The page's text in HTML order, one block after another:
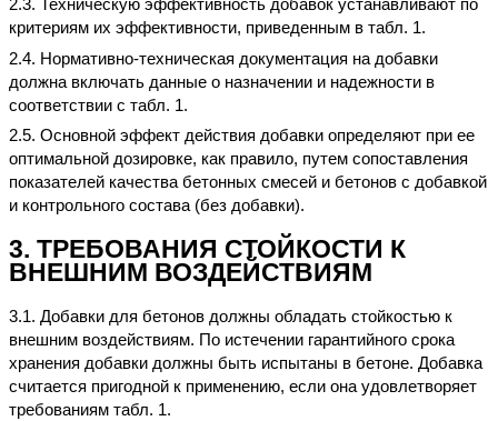
2.3. Техническую эффективность добавок устанавливают по
критериям их эффективности, приведенным в табл. 1.
2.4. Нормативно-техническая документация на добавки
должна включать данные о назначении и надежности в
соответствии с табл. 1.
2.5. Основной эффект действия добавки определяют при ее
оптимальной дозировке, как правило, путем сопоставления
показателей качества бетонных смесей и бетонов с добавкой
и контрольного состава (без добавки).
3. ТРЕБОВАНИЯ СТОЙКОСТИ К
ВНЕШНИМ ВОЗДЕЙСТВИЯМ
3.1. Добавки для бетонов должны обладать стойкостью к
внешним воздействиям. По истечении гарантийного срока
хранения добавки должны быть испытаны в бетоне. Добавка
считается пригодной к применению, если она удовлетворяет
требованиям табл. 1.